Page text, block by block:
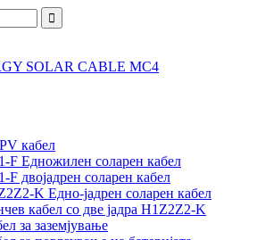
кабел
F Едножилен соларен кабел
F двојадрен соларен кабел
K Едно-јадрен соларен кабел
кабел со две јадра H1Z2Z2-K
за заземјување